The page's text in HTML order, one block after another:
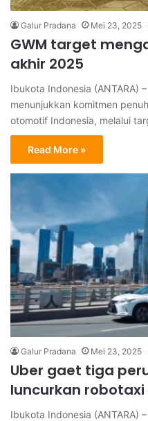
Galur Pradana Mei 23, 2025
GWM target
akhir 2025
Ibukota Indonesia (ANTARA)
menunjukkan komitmen
otomotif Indonesia, melalui
Read More »
Galur Pradana Mei 23, 2025
Uber gaet tiga
luncurkan
Ibukota Indonesia (ANTARA)